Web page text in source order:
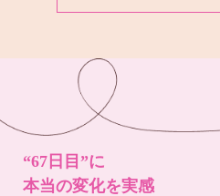
“67日目”に
本当の変化を実感